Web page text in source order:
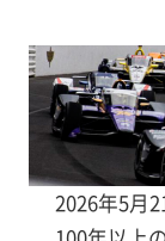
2026年5月